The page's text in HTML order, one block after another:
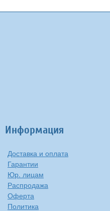
Информация
Доставка и оплата
Гарантии
Юр. лицам
Распродажа
Оферта
Политика